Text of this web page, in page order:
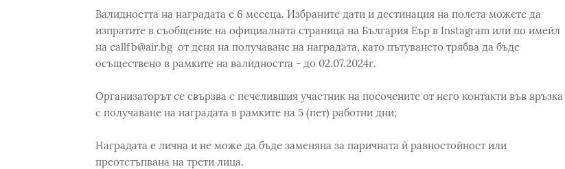
Валидността на наградата е 6 месеца. Избраните дати и дестинация на полета можете да
изпратите в съобщение на официалната страница на България Еър в Instagram или по имейл
на callfb@air.bg от деня на получаване на наградата, като пътуването трябва да бъде
осъществено в рамките на валидността - до 02.07.2024г.
Организаторът се свързва с печелившия участник на посочените от него контакти във връзка
с получаване на наградата в рамките на 5 (пет) работни дни;
Наградата е лична и не може да бъде заменяна за паричната ѝ равностойност или
преотстъпвана на трети лица.